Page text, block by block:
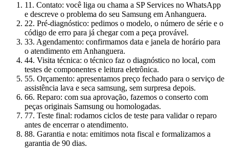
11. Contato: você liga ou chama a SP Services no WhatsApp
e descreve o problema do seu Samsung em Anhanguera.
22. Pré-diagnóstico: pedimos o modelo, o número de série e o
código de erro para já chegar com a peça provável.
33. Agendamento: confirmamos data e janela de horário para
o atendimento em Anhanguera.
44. Visita técnica: o técnico faz o diagnóstico no local, com
testes de componentes e leitura eletrônica.
55. Orçamento: apresentamos preço fechado para o serviço de
assistência lava e seca samsung, sem surpresa depois.
66. Reparo: com sua aprovação, fazemos o conserto com
peças originais Samsung ou homologadas.
77. Teste final: rodamos ciclos de teste para validar o reparo
antes de encerrar o atendimento.
88. Garantia e nota: emitimos nota fiscal e formalizamos a
garantia de 90 dias.